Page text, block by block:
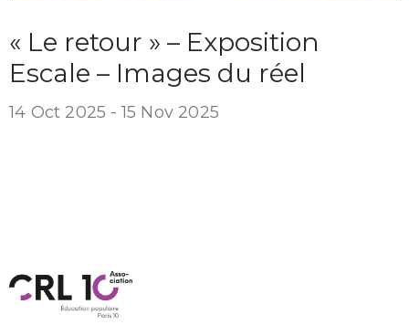
« Le retour » – Exposition
Escale – Images du réel
14 Oct 2025 - 15 Nov 2025